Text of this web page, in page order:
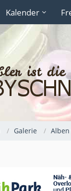
Kalender
Galerie